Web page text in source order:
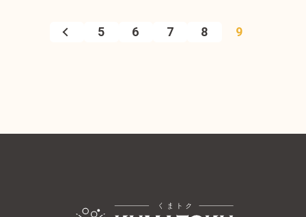
5 6 7 8 9